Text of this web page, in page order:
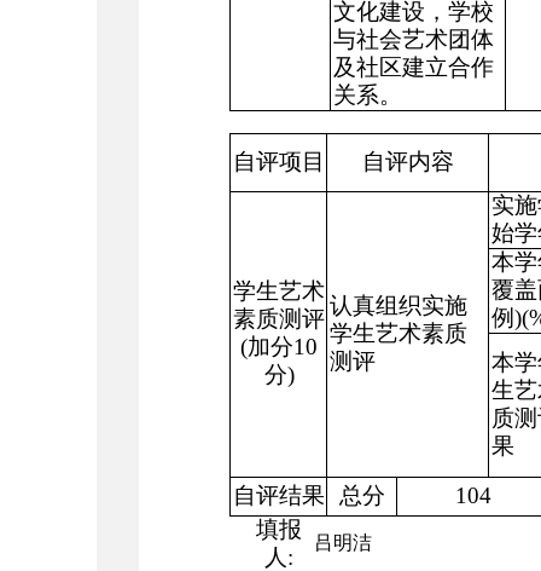
文化建设，学校
与社会艺术团体
及社区建立合作
关系。
自评项目 自评内容
学生艺术
素质测评
(加分10
分)
认真组织实施
学生艺术素质
测评
实
始
本
覆
例
本
生
质
果
自评结果
总分
104
填报
人 :
吕明洁